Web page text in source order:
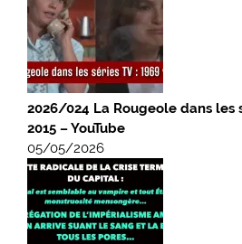
2026/024 La Rougeole dans les
2015 – YouTube
05/05/2026